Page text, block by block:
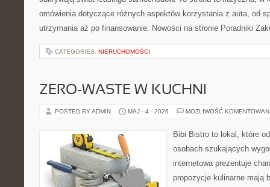
omówienia dotyczące różnych aspektów korzystania z auta, od
utrzymania aż po finansowanie. Nowości na stronie Poradniki
CATEGORIES: NIERUCHOMOŚCI
ZERO-WASTE W KUCHNI
POSTED BY ADMIN MAJ - 4 - 2026 MOŻLIWOŚĆ
Bibi Bistro to lokal, które
osobach szukających
internetowa prezentuje
propozycje kulinarne mają